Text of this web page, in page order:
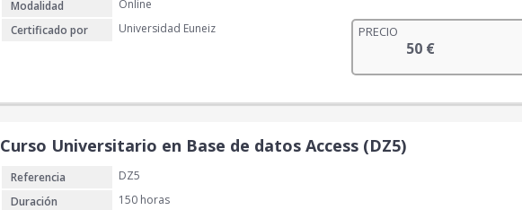
Modalidad
Online
Certificado por
Universidad Euneiz PRECIO
50 €
Curso Universitario en Base de datos Access (DZ5)
Referencia
DZ5
Duración
150 horas